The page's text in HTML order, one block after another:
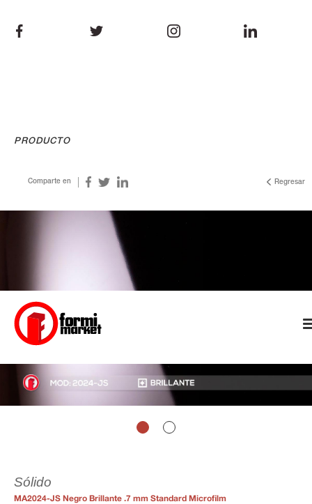
PRODUCTO
Comparte en Regresar
Sólido
MA2024-JS Negro Brillante .7 mm Standard Microfilm